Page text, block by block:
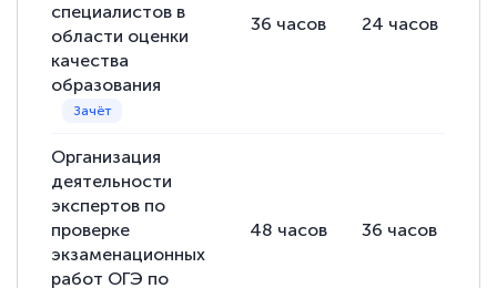
подготовиться к тестированию. Это
книги, методические рекомендации,
статьи. Времени на подготовку
аттестацию в школе. Спасибо!
Евгения Коротких
специалистов в
области оценки
качества
образования
36 часов 24 часов
Организация
деятельности
экспертов по
проверке
экзаменационных
работ ОГЭ по
48 часов 36 часов